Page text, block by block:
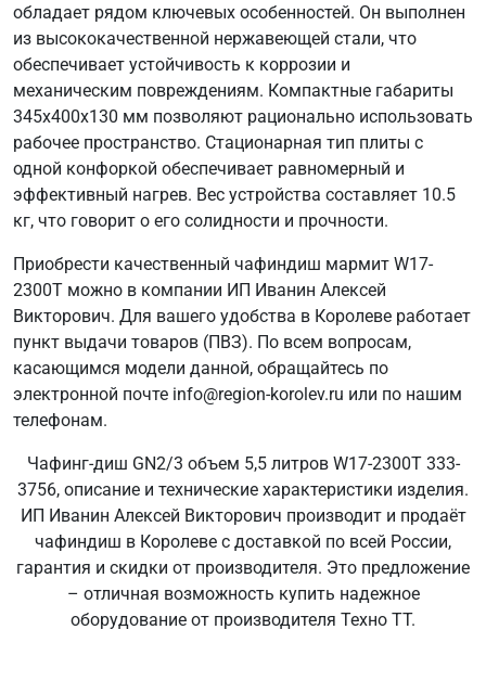
обладает рядом ключевых особенностей. Он выполнен
из высококачественной нержавеющей стали, что
обеспечивает устойчивость к коррозии и
механическим повреждениям. Компактные габариты
345х400х130 мм позволяют рационально использовать
рабочее пространство. Стационарная тип плиты с
одной конфоркой обеспечивает равномерный и
эффективный нагрев. Вес устройства составляет 10.5
кг, что говорит о его солидности и прочности.
Приобрести качественный чафиндиш мармит W17-
2300T можно в компании ИП Иванин Алексей
Викторович. Для вашего удобства в Королеве работает
пункт выдачи товаров (ПВЗ). По всем вопросам,
касающимся модели данной, обращайтесь по
электронной почте info@region-korolev.ru или по нашим
телефонам.
Чафинг-диш GN2/3 объем 5,5 литров W17-2300T 333-
3756, описание и технические характеристики изделия.
ИП Иванин Алексей Викторович производит и продаёт
чафиндиш в Королеве с доставкой по всей России,
гарантия и скидки от производителя. Это предложение
– отличная возможность купить надежное
оборудование от производителя Техно ТТ.